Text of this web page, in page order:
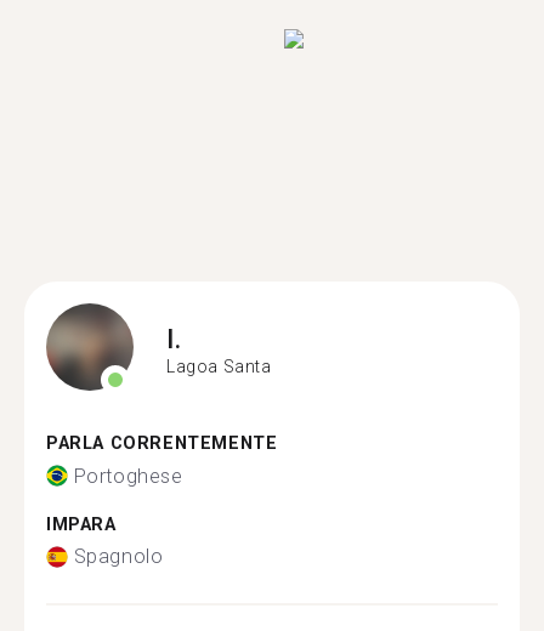
I.
Lagoa Santa
PARLA CORRENTEMENTE
Portoghese
IMPARA
Spagnolo